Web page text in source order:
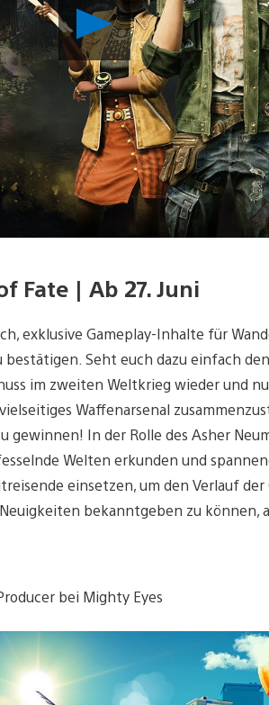
Video
abspielen
Fate | Ab 27. Juni
exklusive Gameplay-Inhalte für
bestätigen. Seht euch dazu einfach
im zweiten Weltkrieg wieder und
Waffenarsenal
gewinnen! In der Rolle des Asher
Welten erkunden und
einsetzen, um den Verlauf
bekanntgeben zu können,
bei Mighty Eyes